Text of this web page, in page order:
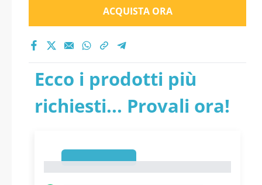
ACQUISTA ORA
Ecco i prodotti più
richiesti... Provali ora!